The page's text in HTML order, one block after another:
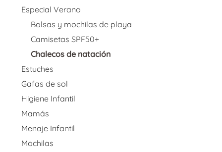
Especial Verano
Bolsas y mochilas de playa
Camisetas SPF50+
Chalecos de natación
Estuches
Gafas de sol
Higiene Infantil
Mamás
Menaje Infantil
Mochilas